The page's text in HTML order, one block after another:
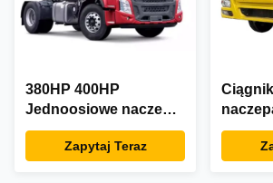
380HP 400HP
Jednoosiowe naczepy
do ciągników
siodłowych Dealerzy
Zapytaj Teraz
~ 560